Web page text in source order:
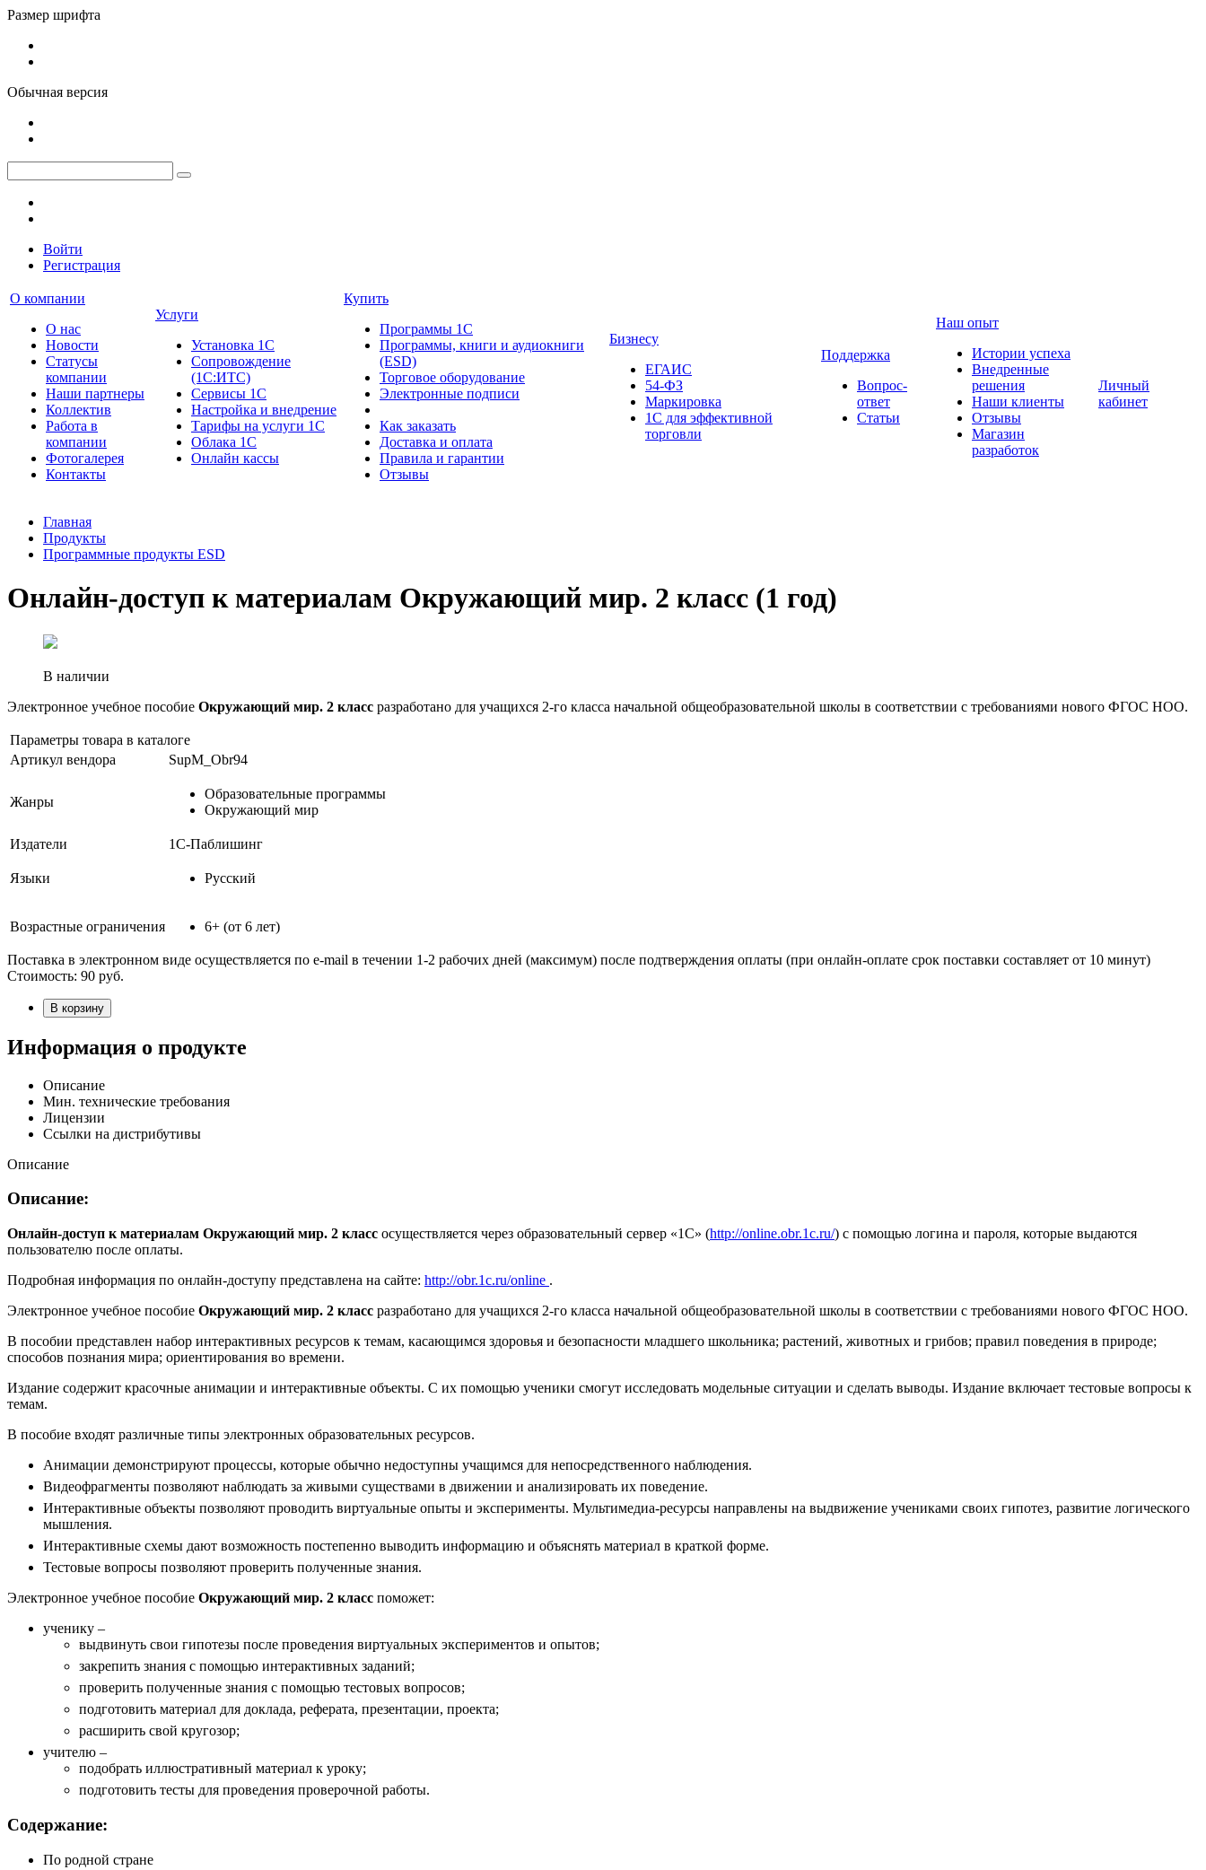
Размер шрифта
Обычная версия
Войти
Регистрация
О компании
О нас
Новости
Cтатусы
компании
Наши партнеры
Коллектив
Работа в
компании
Фотогалерея
Контакты
Услуги
Установка 1С
Сопровождение
(1С:ИТС)
Сервисы 1С
Настройка и внедрение
Тарифы на услуги 1С
Облака 1С
Онлайн кассы
Купить
Программы 1С
Программы, книги и аудиокниги
(ESD)
Торговое оборудование
Электронные подписи
Как заказать
Доставка и оплата
Правила и гарантии
Отзывы
Бизнесу
ЕГАИС
54-ФЗ
Маркировка
1С для эффективной
торговли
Поддержка
Вопрос-
ответ
Статьи
Наш опыт
Истории успеха
Внедренные
решения
Наши клиенты
Отзывы
Магазин
разработок
Личный
кабинет
Главная
Продукты
Программные продукты ESD
Онлайн-доступ к материалам Окружающий мир. 2 класс (1 год)
В наличии
Электронное учебное пособие Окружающий мир. 2 класс разработано для учащихся 2-го класса начальной общеобразовательной школы в соответствии с требованиями нового ФГОС НОО.
Параметры товара в каталоге
Артикул вендора
SupM_Obr94
Жанры
Образовательные программы
Окружающий мир
Издатели 1С-Паблишинг
Языки Русский
Возрастные ограничения 6+ (от 6 лет)
Поставка в электронном виде осуществляется по e-mail в течении 1-2 рабочих дней (максимум) после подтверждения оплаты (при онлайн-оплате срок поставки составляет от 10 минут)
Стоимость: 90 руб.
В корзину
Информация о продукте
Описание
Мин. технические требования
Лицензии
Ссылки на дистрибутивы
Описание
Описание:
Онлайн-доступ к материалам Окружающий мир. 2 класс осуществляется через образовательный сервер «1С» (http://online.obr.1c.ru/) с помощью логина и пароля, которые выдаются
пользователю после оплаты.
Подробная информация по онлайн-доступу представлена на сайте: http://obr.1c.ru/online .
Электронное учебное пособие Окружающий мир. 2 класс разработано для учащихся 2-го класса начальной общеобразовательной школы в соответствии с требованиями нового ФГОС НОО.
В пособии представлен набор интерактивных ресурсов к темам, касающимся здоровья и безопасности младшего школьника; растений, животных и грибов; правил поведения в природе;
способов познания мира; ориентирования во времени.
Издание содержит красочные анимации и интерактивные объекты. С их помощью ученики смогут исследовать модельные ситуации и сделать выводы. Издание включает тестовые вопросы к
темам.
В пособие входят различные типы электронных образовательных ресурсов.
Анимации демонстрируют процессы, которые обычно недоступны учащимся для непосредственного наблюдения.
Видеофрагменты позволяют наблюдать за живыми существами в движении и анализировать их поведение.
Интерактивные объекты позволяют проводить виртуальные опыты и эксперименты. Мультимедиа-ресурсы направлены на выдвижение учениками своих гипотез, развитие логического
мышления.
Интерактивные схемы дают возможность постепенно выводить информацию и объяснять материал в краткой форме.
Тестовые вопросы позволяют проверить полученные знания.
Электронное учебное пособие Окружающий мир. 2 класс поможет:
ученику –
выдвинуть свои гипотезы после проведения виртуальных экспериментов и опытов;
закрепить знания с помощью интерактивных заданий;
проверить полученные знания с помощью тестовых вопросов;
подготовить материал для доклада, реферата, презентации, проекта;
расширить свой кругозор;
учителю –
подобрать иллюстративный материал к уроку;
подготовить тесты для проведения проверочной работы.
Содержание:
По родной стране